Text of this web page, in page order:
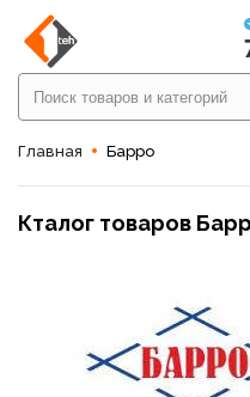
Главная Барро
Кталог товаров